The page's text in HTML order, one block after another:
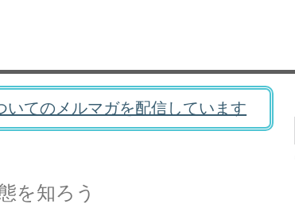
てのメルマガを配信しています
を知ろう